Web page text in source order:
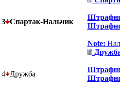
3 Спартак-Нальчик
Note:
4 Дружба